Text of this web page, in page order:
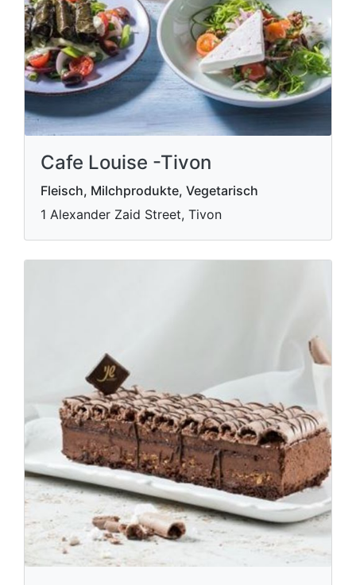
Cafe Louise -Tivon
Fleisch, Milchprodukte, Vegetarisch
1 Alexander Zaid Street, Tivon